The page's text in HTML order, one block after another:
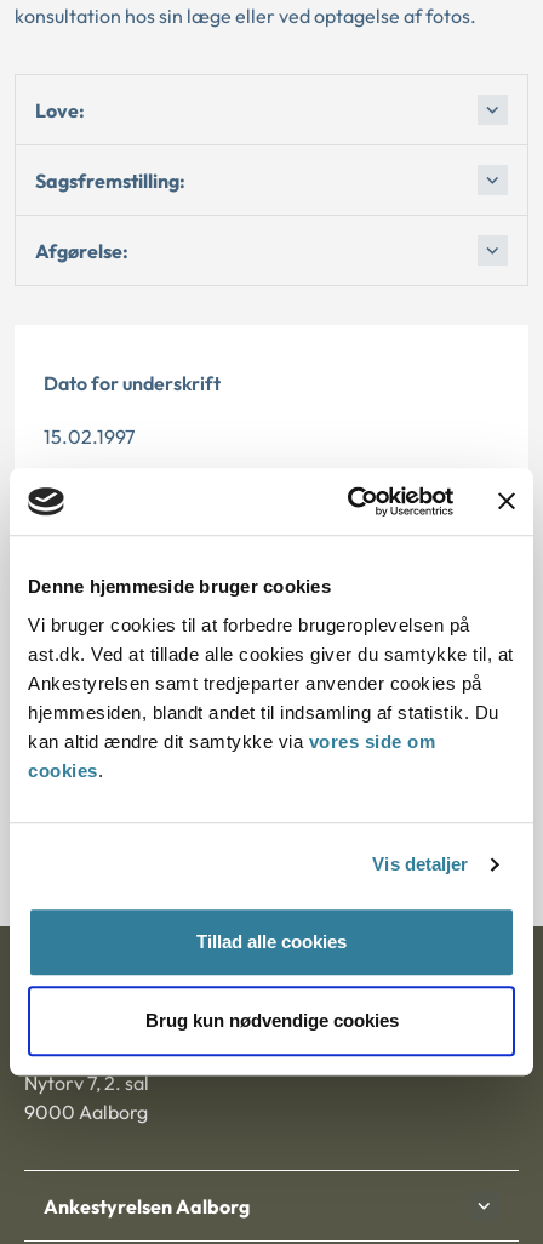
Denne hjemmeside bruger cookies
Vi bruger cookies til at forbedre brugeroplevelsen på
ast.dk. Ved at tillade alle cookies giver du samtykke til, at
Ankestyrelsen samt tredjeparter anvender cookies på
hjemmesiden, blandt andet til indsamling af statistik. Du
kan altid ændre dit samtykke via vores side om
cookies.
Vis detaljer
Tillad alle cookies
Brug kun nødvendige cookies
konsultation hos sin læge eller ved optagelse af fotos.
Love:
Sagsfremstilling:
Afgørelse:
Dato for underskrift
15.02.1997
Offentliggørelsesdato
11.07.2013
Denne principafgørelse er kasseret den 2. maj 2019,
da den ikke længere har vejledningsværdi.
Paragraf
§ 2 § 10 § 1 § 9
Ankestyrelsen
Nytorv 7, 2. sal
9000 Aalborg
Ankestyrelsen Aalborg